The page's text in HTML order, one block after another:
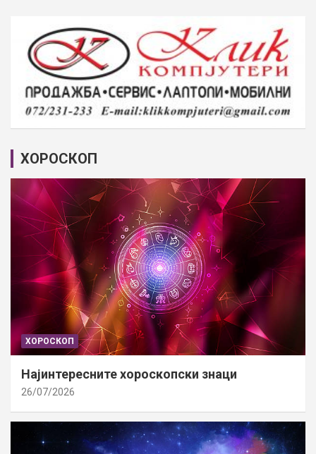
ХОРОСКОП
ХОРОСКОП
Најинтересните хороскопски знаци
26/07/2026